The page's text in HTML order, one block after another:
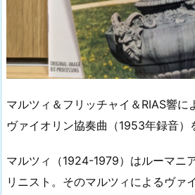
マルツィ＆フリッチャイ＆RIAS響に
ヴァイオリン協奏曲（1953年録音）
マルツィ（1924-1979）はルーマニ
リニスト。そのマルツィによるヴァ